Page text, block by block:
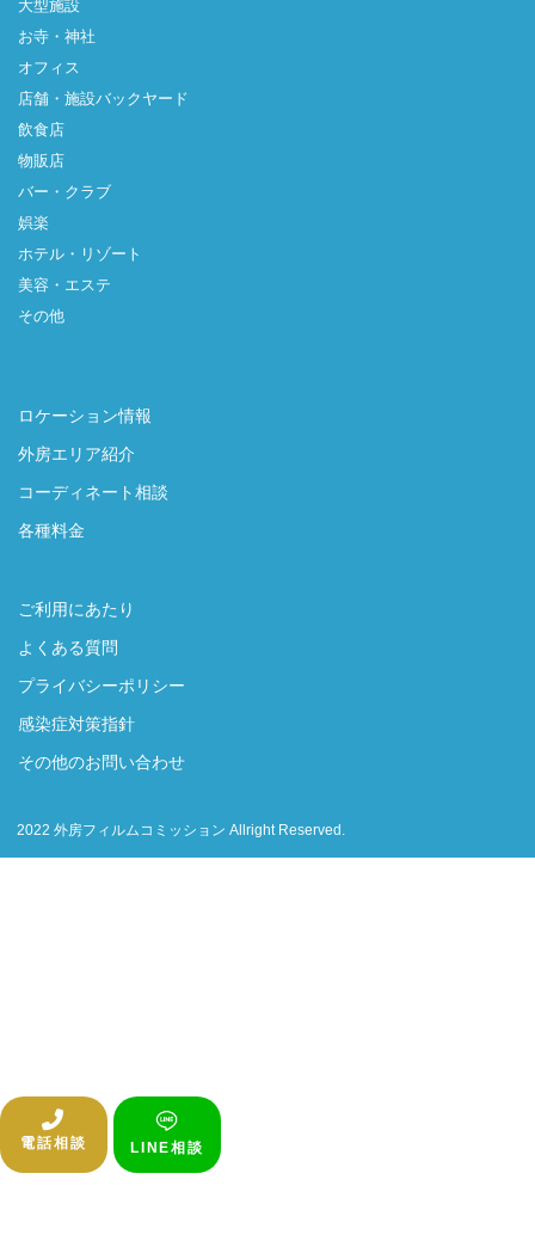
電話相談 LINE相談
大型施設
お寺・神社
オフィス
店舗・施設バックヤード
飲食店
物販店
バー・クラブ
娯楽
ホテル・リゾート
美容・エステ
その他
ロケーション情報
外房エリア紹介
コーディネート相談
各種料金
ご利用にあたり
よくある質問
プライバシーポリシー
感染症対策指針
その他のお問い合わせ
2022 外房フィルムコミッション Allright Reserved.